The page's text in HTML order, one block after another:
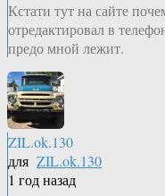
Кстати тут на сайте
отредактировал в
предо мной лежит.
ZIL.ok.130
для ZIL.ok.130
1 год назад